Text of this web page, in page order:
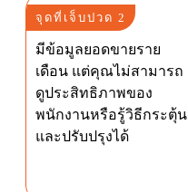
จุดที่เจ็บปวด 2
มีข้อมูลยอดขายราย
เดือน แต่คุณไม่สามารถ
ดูประสิทธิภาพของ
พนักงานหรือรู้วิธีกระตุ้น
และปรับปรุงได้